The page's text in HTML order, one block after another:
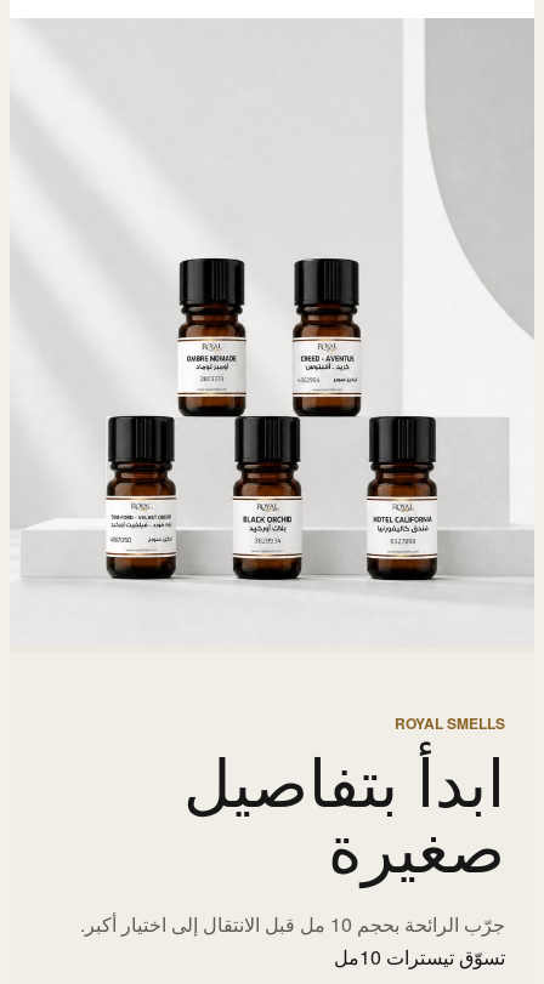
ROYAL SMELLS
ابدأ بتفاصيل
صغيرة
جرّب الرائحة بحجم 10 مل قبل الانتقال إلى اختيار أكبر.
تسوّق تيسترات 10مل